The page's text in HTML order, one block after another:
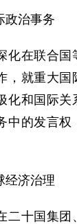
治事务
在联合国
，就重大国
化和国际关
中的发言权
济治理
十国集团